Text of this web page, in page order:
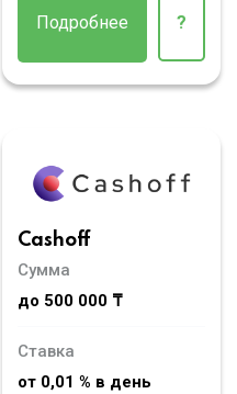
Подробнее ?
Cashoff
Сумма
до 500 000 ₸
Ставка
от 0,01 % в день